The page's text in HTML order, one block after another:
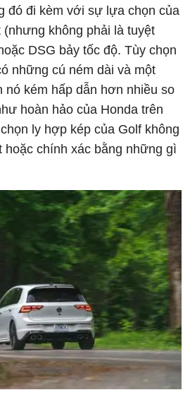
đó đi kèm với sự lựa chọn của
(nhưng không phải là tuyệt
DSG bảy tốc độ. Tùy chọn
những cú ném dài và một
nó kém hấp dẫn hơn nhiều so
hoàn hảo của Honda trên
ly hợp kép của Golf không
hoặc chính xác bằng những gì